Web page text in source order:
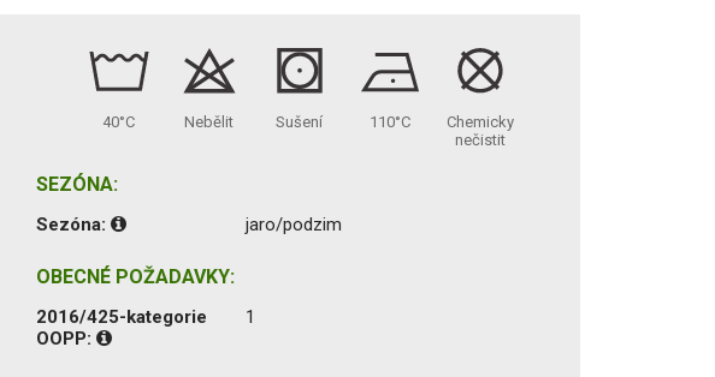
40°C Nebělit Sušení 110°C
Chemicky
nečistit
SEZÓNA:
Sezóna: jaro/podzim
OBECNÉ POŽADAVKY:
2016/425-kategorie
OOPP:
1